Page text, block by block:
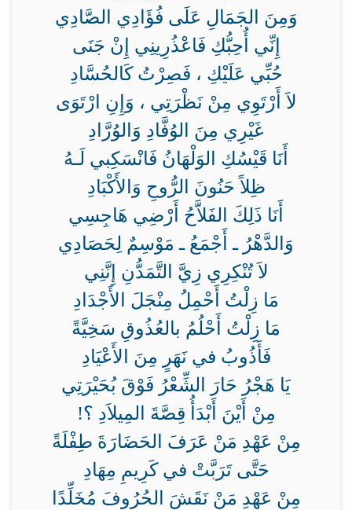
وَمِنَ الجَمَالِ عَلَى فُؤَادِي الصَّادِي
إِنِّي أُحِبُّكِ فَاعْذُرِينِي إِنْ جَنَى
حُبِّي عَلَيْكِ ، فَصِرْتُ كَالحُسَّادِ
لاَ أَرْتَوِي مِنْ نَظْرَتِي ، وَإِنِ ارْتَوَى
غَيْرِي مِنَ الوُفَّادِ وَالوُرَّادِ
أَنَا قَيْسُكِ الوَلْهَانُ فَانْسَكِبي لَـهُ
ظِلاً حَنُونَ الرُّوحِ وَالأَكْبَادِ
أَنَا ذَلِكَ الفَلاَّحُ أَرْضِي هَاجِسِي
وَالدَّهْرُ ـ أَجْمَعُ ـ مَوْسِمٌ لِحَصَادِي
لاَ تُنْكِرِي زِيَّ التَّمَدُّنِ إِنَّنِي
مَا زِلْتُ أَحْمِلُ مِنْجَلَ الأَجْدَادِ
مَا زِلْتُ أَحْلُمُ بالعُذُوقِ سَخِيَّةً
فَأَذُوبُ في نَهَرٍ مِنَ الأَعْيَادِ
يَا هَجْرُ حَارَ الشِّعْرُ فَوْقَ بُحَيْرَتِي
مِنْ أَيْنَ أَبْدَأُ قِصَّةَ المِيلاَدِ ؟!
مِنْ عَهْدِ مَنْ عَرَفَ الحَضَارَةَ طِفْلَةً
حَتَّى تَرَبَّتْ في كَرِيمِ مِهَادِ
مِنْ عَهْدِ مَنْ نَقَشَ الحُرُوفَ مُخَلِّدًا